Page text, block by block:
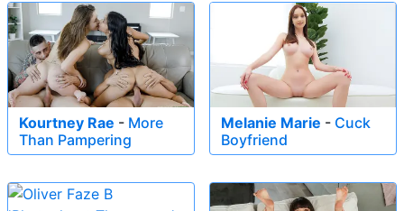
Kourtney Rae - More
Than Pampering
Melanie Marie - Cuck
Boyfriend